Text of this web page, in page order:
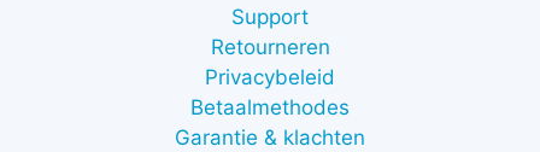
Support
Retourneren
Privacybeleid
Betaalmethodes
Garantie & klachten